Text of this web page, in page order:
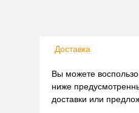
Доставка
Вы можете
ниже
доставки или